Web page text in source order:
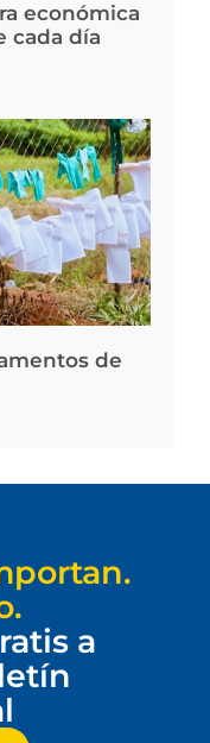
económica
cada día
de
a